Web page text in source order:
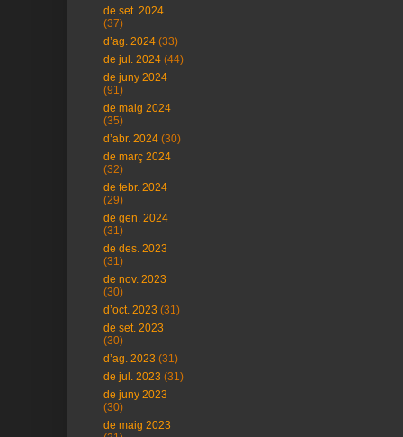
de set. 2024
(37)
d’ag. 2024 (33)
de jul. 2024 (44)
de juny 2024
(91)
de maig 2024
(35)
d’abr. 2024 (30)
de març 2024
(32)
de febr. 2024
(29)
de gen. 2024
(31)
de des. 2023
(31)
de nov. 2023
(30)
d’oct. 2023 (31)
de set. 2023
(30)
d’ag. 2023 (31)
de jul. 2023 (31)
de juny 2023
(30)
de maig 2023